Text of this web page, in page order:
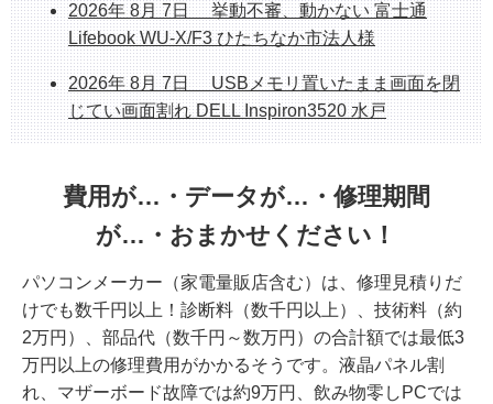
整備済み中古PC販売中 富士通FH70/D1 1TB
SSD/Corei7/8GB/23.8インチ/Office
2026年 8月 7日 挙動不審、動かない 富士通
Lifebook WU-X/F3 ひたちなか市法人様
2026年 8月 7日 USBメモリ置いたまま画面を閉
じてい画面割れ DELL Inspiron3520 水戸
品NEC PC Core
i5/16GB/SSD512/Office2024H&B
ProDesk 400 G7 桜川市法人様
2026年 8月 4日 起動不能 2019年モデル 富士通
Lifebook AH79/D3 SSD故障 データ復旧修理 つく
ば市
費用が…・データが…・修理期間
が…・おまかせください！
パソコンメーカー（家電量販店含む）は、修理見積りだ
けでも数千円以上！診断料（数千円以上）、技術料（約
2万円）、部品代（数千円～数万円）の合計額では最低3
万円以上の修理費用がかかるそうです。液晶パネル割
れ、マザーボード故障では約9万円、飲み物零しPCでは